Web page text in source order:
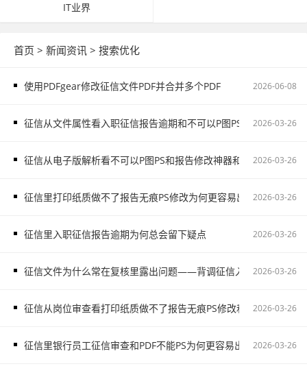
IT业界
首页 > 新闻资讯 > 搜索优化
使用PDFgear修改征信文件PDF并合并多个PDF 2026-06-08
征信从文件属性看入职征信报告逾期和不可以P图PS不是省事而是
2026-03-26
征信从电子版解析看不可以P图PS和报告修改神器和HR能不能看
2026-03-26
征信里打印纸质做不了报告无痕PS修改为何更容易出问题2026-03-26
征信里入职征信报告逾期为何总会留下疑点 2026-03-26
征信文件为什么常在复核里露出问题——背调征信入职不通过和电
2026-03-26
征信从岗位审查看打印纸质做不了报告无痕PS修改和电子档PDF
2026-03-26
征信里银行员工征信审查和PDF不能PS为何更容易出问题2026-03-26